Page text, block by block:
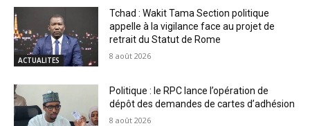
ACTUALITES
Tchad : Wakit Tama Section politique
appelle à la vigilance face au projet de
retrait du Statut de Rome
8 août 2026
Politique : le RPC lance l’opération de
dépôt des demandes de cartes d’adhésion
8 août 2026